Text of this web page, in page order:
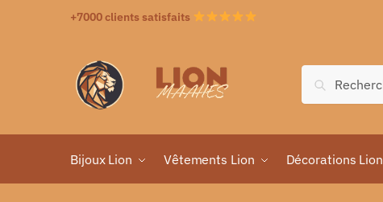
+7000 clients satisfaits
Recherche
Bijoux Lion Vêtements Lion Décorations Lion